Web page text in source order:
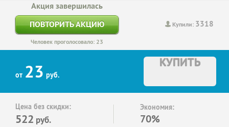
Купили: 3318
Акция завершилась
ПОВТОРИТЬ АКЦИЮ
Человек проголосовало: 23
от 23 руб.
КУПИТЬ
Цена без скидки:
522 руб.
Экономия:
70%